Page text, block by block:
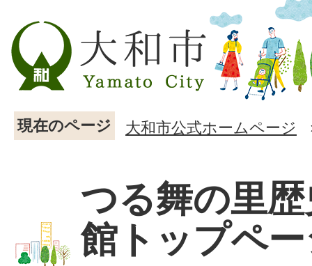
現在のページ 大和市公式ホームページ
つる舞の里
館トップペ